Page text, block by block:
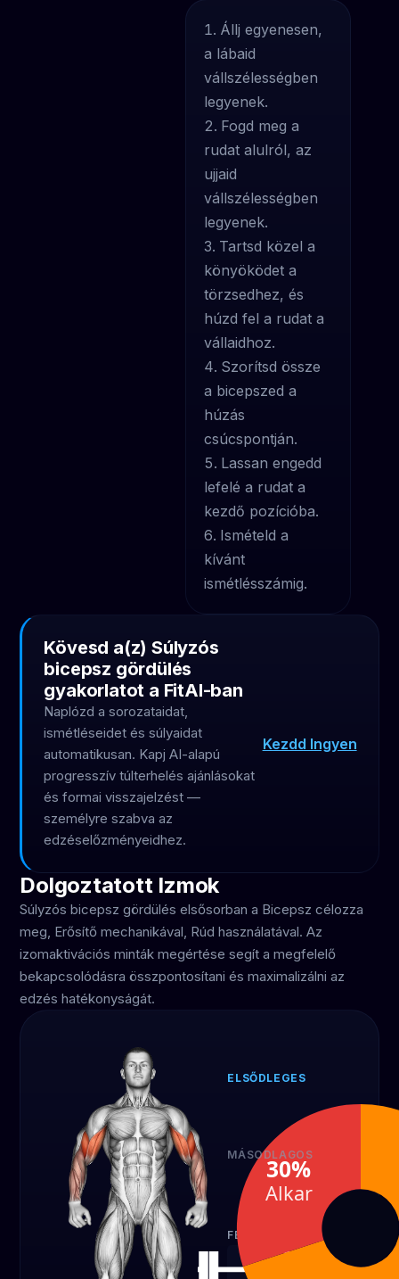
Állj egyenesen,
a lábaid
vállszélességben
legyenek.
Fogd meg a
rudat alulról, az
ujjaid
vállszélességben
legyenek.
Tartsd közel a
könyöködet a
törzsedhez, és
húzd fel a rudat a
vállaidhoz.
Szorítsd össze
a bicepszed a
húzás
csúcspontján.
Lassan engedd
lefelé a rudat a
kezdő pozícióba.
Ismételd a
kívánt
ismétlésszámig.
Kövesd a(z) Súlyzós
bicepsz gördülés
gyakorlatot a FitAI-ban
Naplózd a sorozataidat,
ismétléseidet és súlyaidat
automatikusan. Kapj AI-alapú
progresszív túlterhelés ajánlásokat
és formai visszajelzést —
személyre szabva az
edzéselőzményeidhez.
Kezdd Ingyen
Dolgoztatott Izmok
Súlyzós bicepsz gördülés elsősorban a Bicepsz célozza
meg, Erősítő mechanikával, Rúd használatával. Az
izomaktivációs minták megértése segít a megfelelő
bekapcsolódásra összpontosítani és maximalizálni az
edzés hatékonyságát.
ELSŐDLEGES
70%
MÁSODLAGOS
Alkar
30%
FELSZERELÉS
30%
Alkar